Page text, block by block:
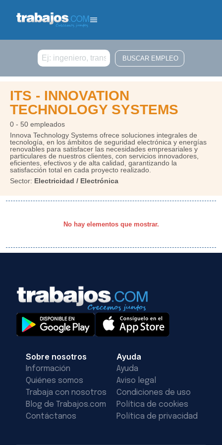
Buscar
ITS - INNOVATION
TECHNOLOGY SYSTEMS
0 - 50 empleados
Innova Technology Systems ofrece soluciones integrales de
tecnología, en los ámbitos de seguridad electrónica y energías
renovables para satisfacer las necesidades empresariales y
particulares de nuestros clientes, con servicios innovadores,
eficientes, efectivos y de alta calidad, garantizando la
satisfacción total en cada proyecto realizado.
Sector: Electricidad / Electrónica
No hay elementos que mostrar.
Sobre nosotros
Información
Quiénes somos
Trabaja con nosotros
Blog de Trabajos.com
Contáctanos
Ayuda
Ayuda
Aviso legal
Condiciones de uso
Política de cookies
Política de privacidad